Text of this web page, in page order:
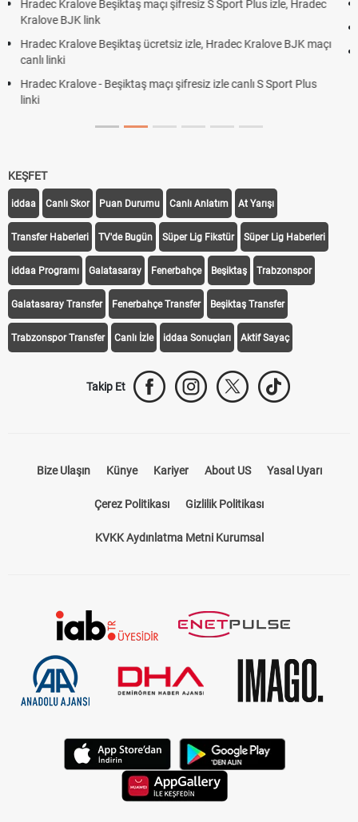
şifresiz S Sport Plus izle, Hradec
izle, Hradec Kralove BJK maçı
şifresiz izle canlı S Sport Plus
Trivela Nedir? Trivela Vuruşu
Röveşata Nedir? Röveşata
Plonjon Nedir? Kalecilikte
KEŞFET
iddaa Canlı Skor Puan Durumu Canlı Anlatım At Yarışı
Transfer Haberleri TV'de Bugün Süper Lig Fikstür Süper Lig Haberleri
iddaa Programı Galatasaray Fenerbahçe Beşiktaş Trabzonspor
Galatasaray Transfer Fenerbahçe Transfer Beşiktaş Transfer
Trabzonspor Transfer Canlı İzle iddaa Sonuçları Aktif Sayaç
Takip Et
Bize Ulaşın Künye Kariyer About US Yasal Uyarı
Çerez Politikası Gizlilik Politikası
KVKK Aydınlatma Metni Kurumsal